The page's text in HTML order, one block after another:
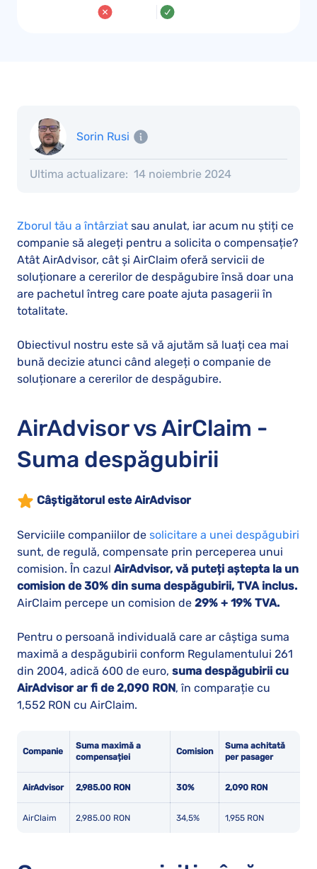
Sorin Rusi
Ultima actualizare: 14 noiembrie 2024
Zborul tău a întârziat sau anulat, iar acum nu știți ce
companie să alegeți pentru a solicita o compensație?
Atât AirAdvisor, cât și AirClaim oferă servicii de
soluționare a cererilor de despăgubire însă doar una
are pachetul întreg care poate ajuta pasagerii în
totalitate.
Obiectivul nostru este să vă ajutăm să luați cea mai
bună decizie atunci când alegeți o companie de
soluționare a cererilor de despăgubire.
AirAdvisor vs AirClaim -
Suma despăgubirii
Câștigătorul este AirAdvisor
Serviciile companiilor de solicitare a unei despăgubiri
sunt, de regulă, compensate prin perceperea unui
comision. În cazul AirAdvisor, vă puteți aștepta la un
comision de 30% din suma despăgubirii, TVA inclus.
AirClaim percepe un comision de 29% + 19% TVA.
Pentru o persoană individuală care ar câștiga suma
maximă a despăgubirii conform Regulamentului 261
din 2004, adică 600 de euro, suma despăgubirii cu
AirAdvisor ar fi de 2,090 RON, în comparație cu
1,552 RON cu AirClaim.
Companie
Suma maximă a
compensației
Comision
Suma achitată
per pasager
AirAdvisor 2,985.00 RON 30% 2,090 RON
AirClaim 2,985.00 RON 34,5% 1,955 RON